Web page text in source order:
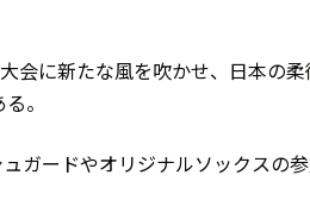
会に新たな風を吹かせ、日本の柔
。
ガードやオリジナルソックスの